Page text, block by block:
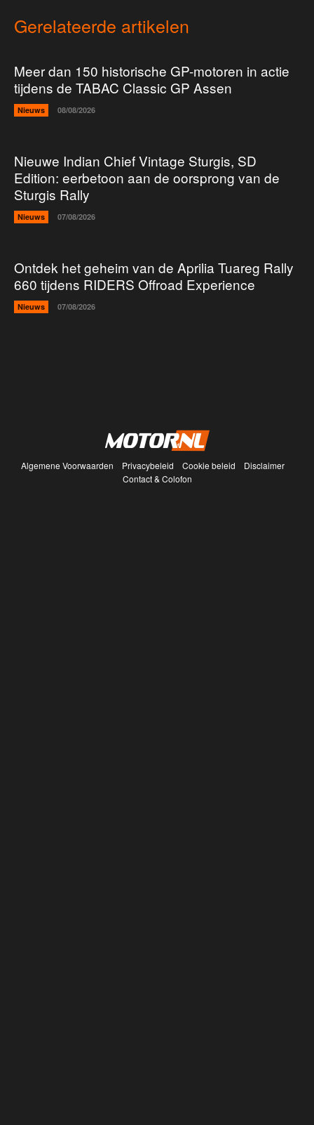
Gerelateerde artikelen
Meer dan 150 historische GP-motoren in actie
tijdens de TABAC Classic GP Assen
Nieuws 08/08/2026
Nieuwe Indian Chief Vintage Sturgis, SD
Edition: eerbetoon aan de oorsprong van de
Sturgis Rally
Nieuws 07/08/2026
Ontdek het geheim van de Aprilia Tuareg Rally
660 tijdens RIDERS Offroad Experience
Nieuws 07/08/2026
Algemene Voorwaarden Privacybeleid Cookie beleid
Disclaimer
Contact & Colofon